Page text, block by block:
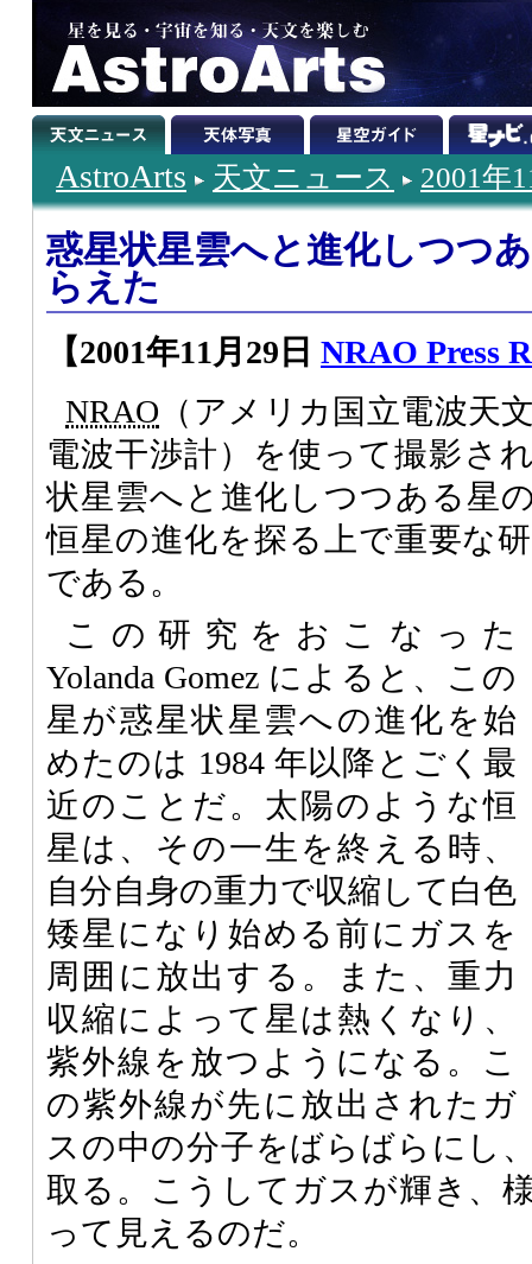
AstroArts 天文ニュース 2001年
惑星状星雲へと進化しつつ
らえた
【2001年11月29日 NRAO Press
NRAO （アメリカ国立電波天
電波干渉計）を使って撮影さ
状星雲へと進化しつつある星
恒星の進化を探る上で重要な
である。
この研究をおこなった
Yolanda Gomez によると、この
星が惑星状星雲への進化を始
めたのは 1984 年以降とごく最
近のことだ。太陽のような恒
星は、その一生を終える時、
自分自身の重力で収縮して白色
矮星になり始める前にガスを
周囲に放出する。また、重力
収縮によって星は熱くなり、
紫外線を放つようになる。こ
の紫外線が先に放出されたガ
スの中の分子をばらばらにし
取る。こうしてガスが輝き、
って見えるのだ。